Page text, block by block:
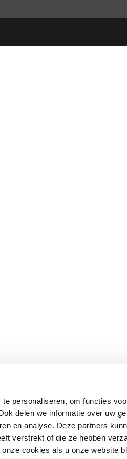
personaliseren, om functies
delen we informatie over uw
en analyse. Deze partners
verstrekt of die ze hebben
cookies als u onze website